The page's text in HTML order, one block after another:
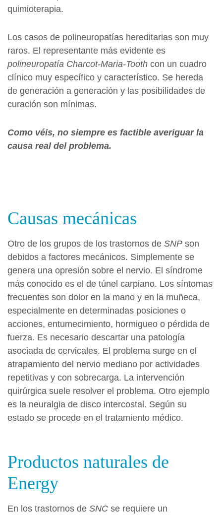
quimioterapia.
Los casos de polineuropatías hereditarias son muy
raros. El representante más evidente es
polineuropatía Charcot-Maria-Tooth con un cuadro
clínico muy específico y característico. Se hereda
de generación a generación y las posibilidades de
curación son mínimas.
Como véis, no siempre es factible averiguar la
causa real del problema.
Causas mecánicas
Otro de los grupos de los trastornos de SNP son
debidos a factores mecánicos. Simplemente se
genera una opresión sobre el nervio. El síndrome
más conocido es el de túnel carpiano. Los síntomas
frecuentes son dolor en la mano y en la muñeca,
especialmente en determinadas posiciones o
acciones, entumecimiento, hormigueo o pérdida de
fuerza. Es necesario descartar una patología
asociada de cervicales. El problema surge en el
atrapamiento del nervio mediano por actividades
repetitivas y con sobrecarga. La intervención
quirúrgica suele resolver el problema. Otro ejemplo
es la neuralgia de disco intercostal. Según su
estado se procede en el tratamiento médico.
Productos naturales de
Energy
En los trastornos de SNC se requiere un